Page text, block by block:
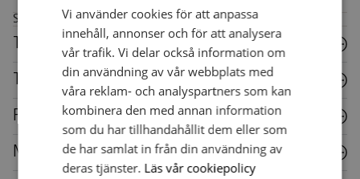
Skötselråd för denna möbel
Plast
Metall
Vi använder cookies för att anpassa
innehåll, annonser och för att analysera
vår trafik. Vi delar också information om
din användning av vår webbplats med
våra reklam- och analyspartners som kan
kombinera den med annan information
som du har tillhandahållit dem eller som
de har samlat in från din användning av
deras tjänster. Läs vår cookiepolicy